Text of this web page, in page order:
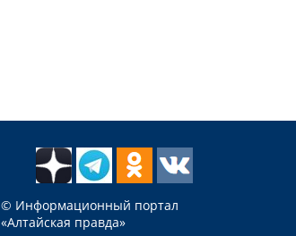
© Информационный портал
«Алтайская правда»